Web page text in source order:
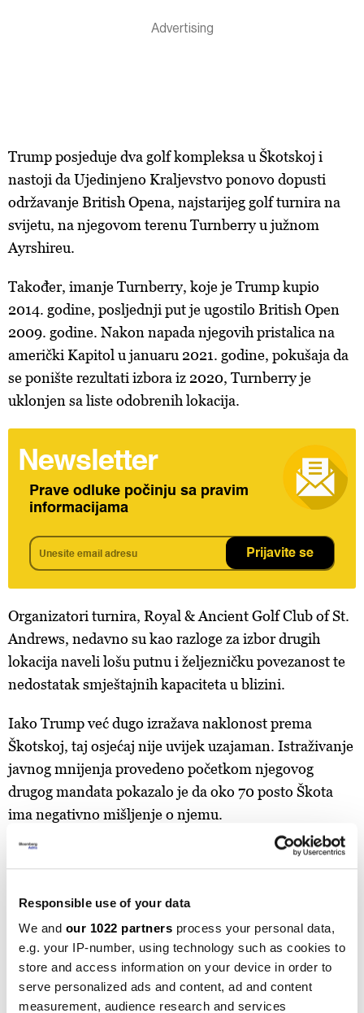
Responsible use of your data
We and our 1022 partners process your personal data,
e.g. your IP-number, using technology such as cookies to
store and access information on your device in order to
serve personalized ads and content, ad and content
measurement, audience research and services
Trump posjeduje dva golf kompleksa u Škotskoj i
nastoji da Ujedinjeno Kraljevstvo ponovo dopusti
održavanje British Opena, najstarijeg golf turnira na
svijetu, na njegovom terenu Turnberry u južnom
Ayrshireu.
Također, imanje Turnberry, koje je Trump kupio
2014. godine, posljednji put je ugostilo British Open
2009. godine. Nakon napada njegovih pristalica na
američki Kapitol u januaru 2021. godine, pokušaja da
se ponište rezultati izbora iz 2020, Turnberry je
uklonjen sa liste odobrenih lokacija.
Newsletter
Prave odluke počinju sa pravim
informacijama
Prijavite se
Organizatori turnira, Royal & Ancient Golf Club of St.
Andrews, nedavno su kao razloge za izbor drugih
lokacija naveli lošu putnu i željezničku povezanost te
nedostatak smještajnih kapaciteta u blizini.
Iako Trump već dugo izražava naklonost prema
Škotskoj, taj osjećaj nije uvijek uzajaman. Istraživanje
javnog mnijenja provedeno početkom njegovog
drugog mandata pokazalo je da oko 70 posto Škota
ima negativno mišljenje o njemu.
DONALD TRUMP ŠVEDSKA GOLF
Svjetsko prvenstvo završilo, FIFA